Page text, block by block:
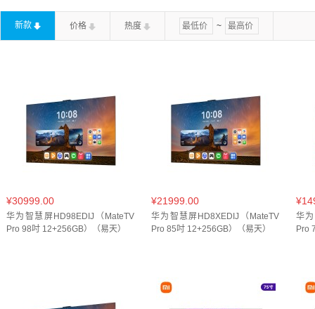
新款 价格 热度 ~
¥30999.00
华为智慧屏HD98EDIJ（MateTV
Pro 98吋 12+256GB）（易天）
¥21999.00
华为智慧屏HD8XEDIJ（MateTV
Pro 85吋 12+256GB）（易天）
华
Pro